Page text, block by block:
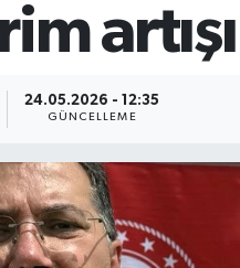
24.05.2026 - 12:35
GÜNCELLEME